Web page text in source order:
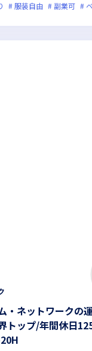
服装自由 副業可
・ネットワークの
トップ/年間休日